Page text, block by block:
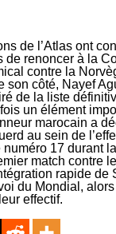
de l’Atlas ont
de renoncer à la
contre la
son côté, Nayef
de la liste
un élément
marocain a
au sein de
17 durant
match contre
rapide
du Mondial,
effectif.